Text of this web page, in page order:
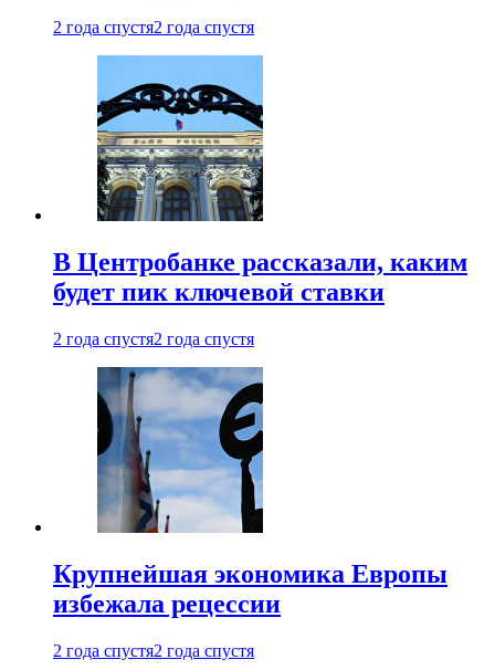
2 года спустя2 года спустя
В Центробанке рассказали, каким
будет пик ключевой ставки
2 года спустя2 года спустя
Крупнейшая экономика Европы
избежала рецессии
2 года спустя2 года спустя